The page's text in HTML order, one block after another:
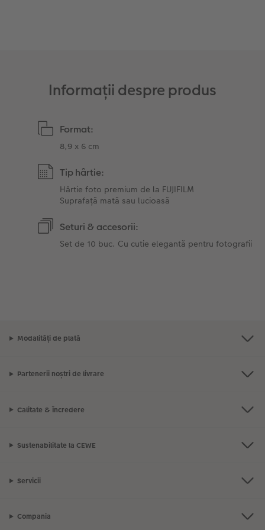
Informații despre produs
Format:
8,9 x 6 cm
Tip hârtie:
Hârtie foto premium de la FUJIFILM
Suprafață mată sau lucioasă
Seturi & accesorii:
Set de 10 buc. Cu cutie elegantă pentru fotografii
Modalități de plată
Partenerii noștri de livrare
Calitate & Încredere
Sustenabilitate la CEWE
Servicii
Compania